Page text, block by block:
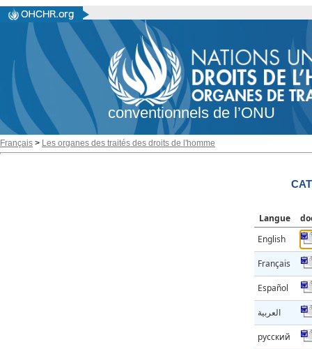
conventionnels de l’ONU
Français > Les organes des traités des droits de l'homme
Langue
English
Français
Español
العربية
русский